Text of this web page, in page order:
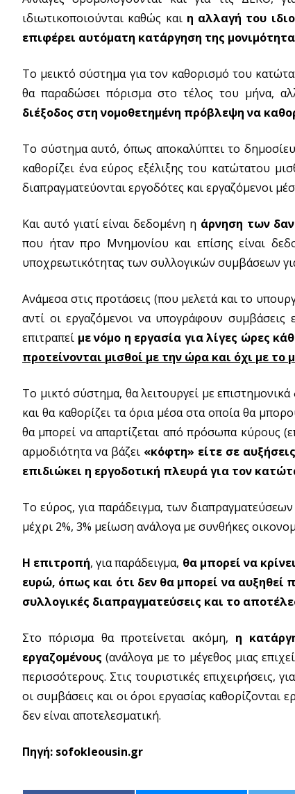
ιδιωτικοποιούνται καθώς και η αλλαγή του
επιφέρει αυτόματη κατάργηση της
Το μεικτό σύστημα για τον καθορισμό του
θα παραδώσει πόρισμα στο τέλος του μήνα,
διέξοδος στη νομοθετημένη πρόβλεψη να
Το σύστημα αυτό, όπως αποκαλύπτει το
καθορίζει ένα εύρος εξέλιξης του κατώτατου
διαπραγματεύονται εργοδότες και εργαζόμενοι
Και αυτό γιατί είναι δεδομένη η άρνηση των
που ήταν προ Μνημονίου και επίσης είναι
υποχρεωτικότητας των συλλογικών συμβάσεων
Ανάμεσα στις προτάσεις (που μελετά και το
αντί οι εργαζόμενοι να υπογράφουν
επιτραπεί με νόμο η εργασία για λίγες ώρες
προτείνονται μισθοί με την ώρα και όχι με το
Το μικτό σύστημα, θα λειτουργεί με
και θα καθορίζει τα όρια μέσα στα οποία θα
θα μπορεί να απαρτίζεται από πρόσωπα κύρους
αρμοδιότητα να βάζει «κόφτη» είτε σε
επιδιώκει η εργοδοτική πλευρά για τον
Το εύρος, για παράδειγμα, των διαπραγματεύσεων
μέχρι 2%, 3% μείωση ανάλογα με συνθήκες
Η επιτροπή, για παράδειγμα, θα μπορεί να
ευρώ, όπως και ότι δεν θα μπορεί να
συλλογικές διαπραγματεύσεις και το
Στο πόρισμα θα προτείνεται ακόμη, η
εργαζομένους (ανάλογα με το μέγεθος μιας
περισσότερους. Στις τουριστικές
οι συμβάσεις και οι όροι εργασίας
δεν είναι αποτελεσματική.
Πηγή: sofokleousin.gr